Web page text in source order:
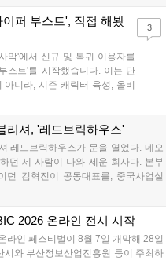
....퍼 부스트', 직접 해봤
막'에서 신규 및 복귀 이용자를
스트'를 시작했습니다. 이는 단
니라, 시즌 캐릭터 육성, 올비
화 진행 등 4단계 과정을 통해
라 장비와 검은별 무기, 카라
3
리셔, '레드브릭하우스'
레드브릭하우스가 문을 열었다. 네오
던 세 사람이 나와 세운 회사다. 본부
던 김혁진이 공동대표를, 중국사업실
범 한 달여 만에 위메이드맥스의 전
2026 온라인 전시 시작
라인 페스티벌이 8월 7일 개막해 28일
와 부산정보산업진흥원 등이 주최하